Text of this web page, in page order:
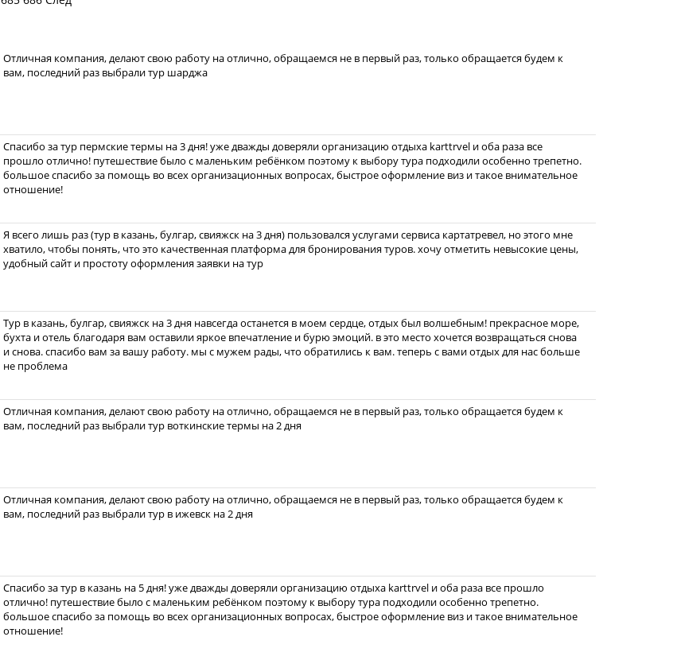
Отличная компания, делают свою работу на отлично, обращаемся не в первый раз, только обращается будем к
вам, последний раз выбрали тур шарджа
Спасибо за тур пермские термы на 3 дня! уже дважды доверяли организацию отдыха karttrvel и оба раза все
прошло отлично! путешествие было с маленьким ребёнком поэтому к выбору тура подходили особенно трепетно.
большое спасибо за помощь во всех организационных вопросах, быстрое оформление виз и такое внимательное
отношение!
Я всего лишь раз (тур в казань, булгар, свияжск на 3 дня) пользовался услугами сервиса картатревел, но этого мне
хватило, чтобы понять, что это качественная платформа для бронирования туров. хочу отметить невысокие цены,
удобный сайт и простоту оформления заявки на тур
Тур в казань, булгар, свияжск на 3 дня навсегда останется в моем сердце, отдых был волшебным! прекрасное море,
бухта и отель благодаря вам оставили яркое впечатление и бурю эмоций. в это место хочется возвращаться снова
и снова. спасибо вам за вашу работу. мы с мужем рады, что обратились к вам. теперь с вами отдых для нас больше
не проблема
Отличная компания, делают свою работу на отлично, обращаемся не в первый раз, только обращается будем к
вам, последний раз выбрали тур воткинские термы на 2 дня
Отличная компания, делают свою работу на отлично, обращаемся не в первый раз, только обращается будем к
вам, последний раз выбрали тур в ижевск на 2 дня
Спасибо за тур в казань на 5 дня! уже дважды доверяли организацию отдыха karttrvel и оба раза все прошло
отлично! путешествие было с маленьким ребёнком поэтому к выбору тура подходили особенно трепетно.
большое спасибо за помощь во всех организационных вопросах, быстрое оформление виз и такое внимательное
отношение!